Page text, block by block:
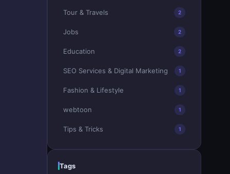
Tour & Travels 2
Jobs 2
Education 2
SEO Services & Digital Marketing 1
Fashion & Lifestyle 1
webtoon 1
Tips & Tricks 1
Tags